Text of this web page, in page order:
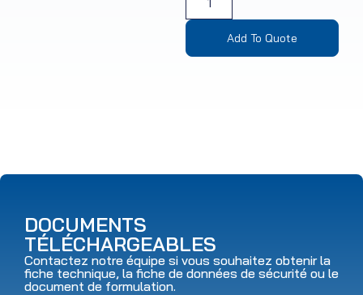
Add To Quote
DOCUMENTS
TÉLÉCHARGEABLES
Contactez notre équipe si vous souhaitez obtenir la
fiche technique, la fiche de données de sécurité ou le
document de formulation.